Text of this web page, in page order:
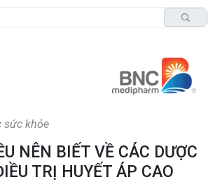
sức khỏe
NÊN BIẾT VỀ CÁC DƯỢC
TRỊ HUYẾT ÁP CAO